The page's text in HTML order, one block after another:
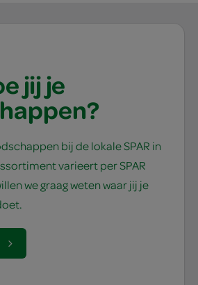
jij je
bij de lokale SPAR in
varieert per SPAR
we graag weten waar jij je